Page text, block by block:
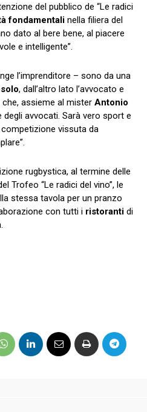
del pubblico de “Le radici
fondamentali nella filiera del
dato al bere bene, al piacere
e intelligente”.
l’imprenditore – sono da una
, dall’altro lato l’avvocato e
che, assieme al mister Antonio
avvocati. Sarà vero sport e
vissuta da
rugbystica, al termine delle
Trofeo “Le radici del vino”, le
stessa tavola per un pranzo
con tutti i ristoranti di